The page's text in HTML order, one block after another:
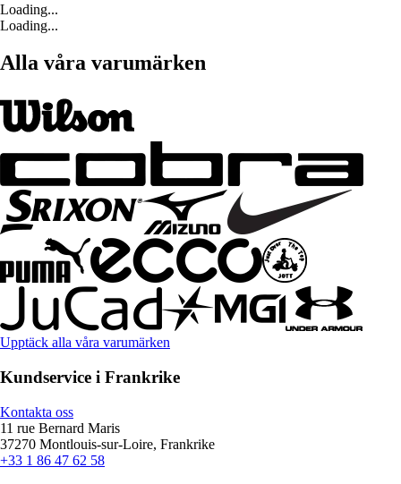
Loading...
Loading...
Alla våra varumärken
Upptäck alla våra varumärken
Kundservice i Frankrike
Kontakta oss
11 rue Bernard Maris
37270 Montlouis-sur-Loire, Frankrike
+33 1 86 47 62 58